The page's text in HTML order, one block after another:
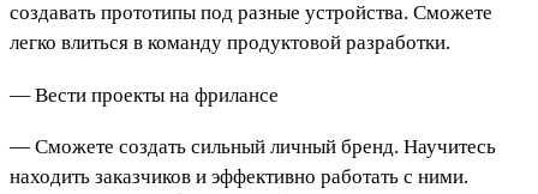
создавать прототипы под разные устройства. Сможете
легко влиться в команду продуктовой разработки.
— Вести проекты на фрилансе
— Сможете создать сильный личный бренд. Научитесь
находить заказчиков и эффективно работать с ними.